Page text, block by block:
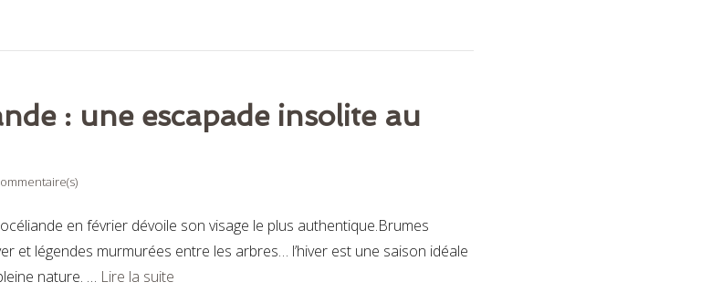
: une escapade insolite au
en février dévoile son visage le plus authentique.Brumes
et légendes murmurées entre les arbres… l’hiver est une saison idéale
nature. … Lire la suite